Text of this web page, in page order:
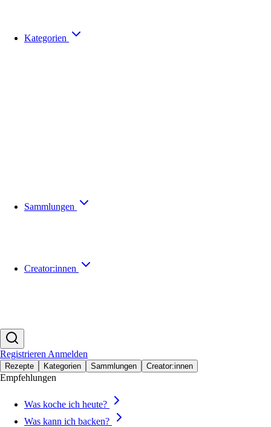
Kategorien
Sammlungen
Creator:innen
Registrieren Anmelden
Rezepte Kategorien Sammlungen Creator:innen
Empfehlungen
Was koche ich heute?
Was kann ich backen?